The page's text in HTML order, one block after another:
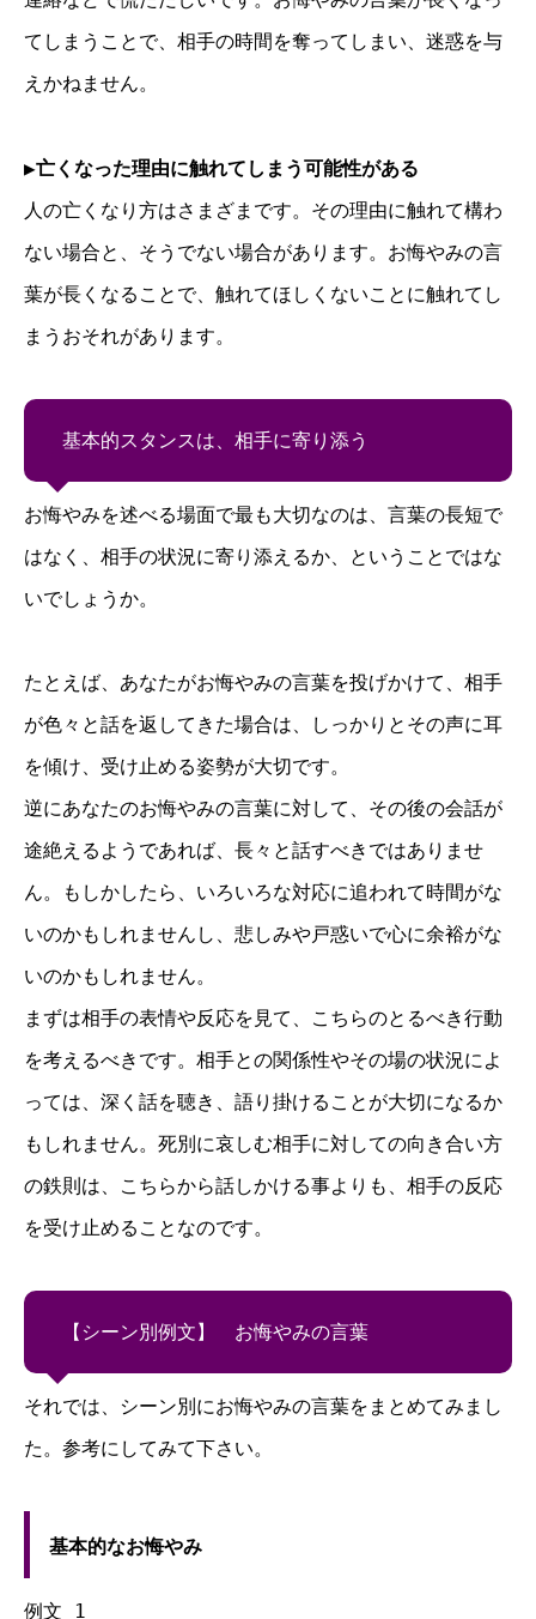
てしまうことで、相手の時間を奪ってしまい、迷惑を与
えかねません。
▶亡くなった理由に触れてしまう可能性がある
人の亡くなり方はさまざまです。その理由に触れて構わ
ない場合と、そうでない場合があります。お悔やみの言
葉が長くなることで、触れてほしくないことに触れてし
まうおそれがあります。
基本的スタンスは、相手に寄り添う
お悔やみを述べる場面で最も大切なのは、言葉の長短で
はなく、相手の状況に寄り添えるか、ということではな
いでしょうか。
たとえば、あなたがお悔やみの言葉を投げかけて、相手
が色々と話を返してきた場合は、しっかりとその声に耳
を傾け、受け止める姿勢が大切です。
逆にあなたのお悔やみの言葉に対して、その後の会話が
途絶えるようであれば、長々と話すべきではありませ
ん。もしかしたら、いろいろな対応に追われて時間がな
いのかもしれませんし、悲しみや戸惑いで心に余裕がな
いのかもしれません。
まずは相手の表情や反応を見て、こちらのとるべき行動
を考えるべきです。相手との関係性やその場の状況によ
っては、深く話を聴き、語り掛けることが大切になるか
もしれません。死別に哀しむ相手に対しての向き合い方
の鉄則は、こちらから話しかける事よりも、相手の反応
を受け止めることなのです。
【シーン別例文】 お悔やみの言葉
それでは、シーン別にお悔やみの言葉をまとめてみまし
た。参考にしてみて下さい。
基本的なお悔やみ
例文 1